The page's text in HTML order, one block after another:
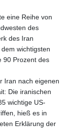
eine Reihe von
des
des Iran
wichtigsten
90 Prozent des
Iran nach eigenen
Die iranischen
wichtige US-
hieß es in
Erklärung der